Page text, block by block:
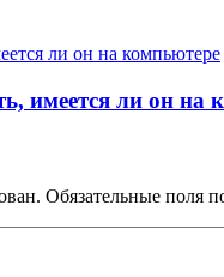
имеется ли он на
Обязательные поля